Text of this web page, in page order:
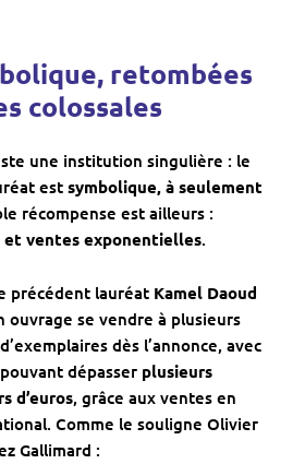
retombées
colossales
une institution singulière : le
est symbolique, à seulement
récompense est ailleurs :
ventes exponentielles.
précédent lauréat Kamel Daoud
ouvrage se vendre à plusieurs
dès l’annonce, avec
dépasser plusieurs
d’euros, grâce aux ventes en
Comme le souligne Olivier
Gallimard :